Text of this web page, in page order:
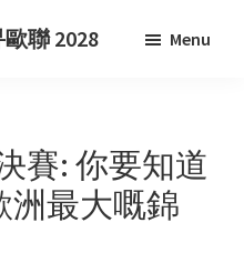
聯 2028 Menu
賽: 你要知道
洲最大嘅錦